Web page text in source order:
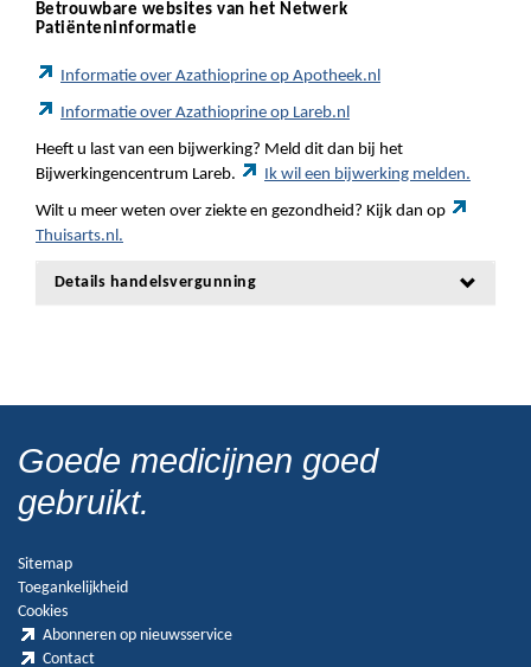
Betrouwbare websites van het Netwerk
Patiënteninformatie
Informatie over Azathioprine op Apotheek.nl
Informatie over Azathioprine op Lareb.nl
Heeft u last van een bijwerking? Meld dit dan bij het
Bijwerkingencentrum Lareb.
Ik wil een bijwerking melden.
Wilt u meer weten over ziekte en gezondheid? Kijk dan op
Thuisarts.nl.
Details handelsvergunning
Goede medicijnen goed
gebruikt.
Sitemap
Toegankelijkheid
Cookies
Abonneren op nieuwsservice
Contact